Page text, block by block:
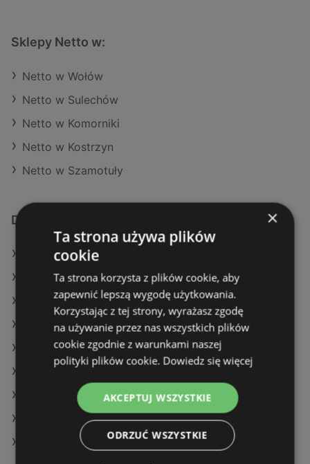
Sklepy Netto w:
Netto w Wołów
Netto w Sulechów
Netto w Komorniki
Netto w Kostrzyn
Netto w Szamotuły
Dodatkowe łącza
Oferty Netto
Oferty Aldi
Oferty SPAR
Aktualne gazetki Action
Aktualne gazetki POLOmarket
Aktualne gazetki Eurocash
Aktualne gazetki Selgros
Aktualne gazetki Lidl
Sklepy Netto w Międzyzdroje
×
Ta strona używa plików
cookie
Ta strona korzysta z plików cookie, aby
zapewnić lepszą wygodę użytkowania.
Korzystając z tej strony, wyrażasz zgodę
na używanie przez nas wszystkich plików
cookie zgodnie z warunkami naszej
polityki plików cookie. Dowiedz się więcej
AKCEPTUJ WSZYSTKIE
ODRZUĆ WSZYSTKIE